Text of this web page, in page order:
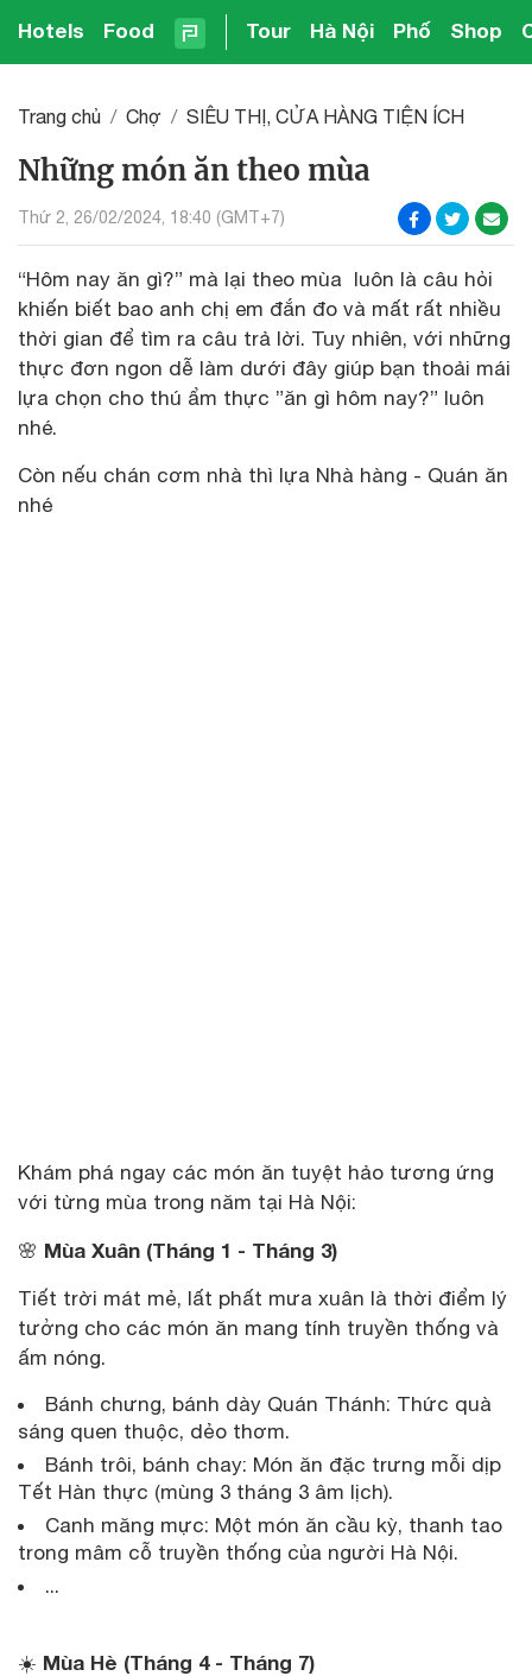
Hotels Food Tour Hà Nội Phố Shop
Trang chủ Chợ SIÊU THỊ, CỬA HÀNG TIỆN ÍCH
Những món ăn theo mùa
Thứ 2, 26/02/2024, 18:40 (GMT+7)
“Hôm nay ăn gì?” mà lại theo mùa luôn là câu hỏi
khiến biết bao anh chị em đắn đo và mất rất nhiều
thời gian để tìm ra câu trả lời. Tuy nhiên, với những
thực đơn ngon dễ làm dưới đây giúp bạn thoải mái
lựa chọn cho thú ẩm thực ”ăn gì hôm nay?” luôn
nhé.
Còn nếu chán cơm nhà thì lựa Nhà hàng - Quán ăn
nhé
Khám phá ngay các món ăn tuyệt hảo tương ứng
với từng mùa trong năm tại Hà Nội:
🌸 Mùa Xuân (Tháng 1 - Tháng 3)
Tiết trời mát mẻ, lất phất mưa xuân là thời điểm lý
tưởng cho các món ăn mang tính truyền thống và
ấm nóng.
Bánh chưng, bánh dày Quán Thánh: Thức quà
sáng quen thuộc, dẻo thơm.
Bánh trôi, bánh chay: Món ăn đặc trưng mỗi dịp
Tết Hàn thực (mùng 3 tháng 3 âm lịch).
Canh măng mực: Một món ăn cầu kỳ, thanh tao
trong mâm cỗ truyền thống của người Hà Nội.
...
☀️ Mùa Hè (Tháng 4 - Tháng 7)